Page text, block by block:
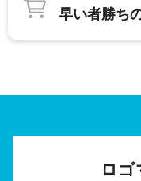
早い者勝ち
ロ